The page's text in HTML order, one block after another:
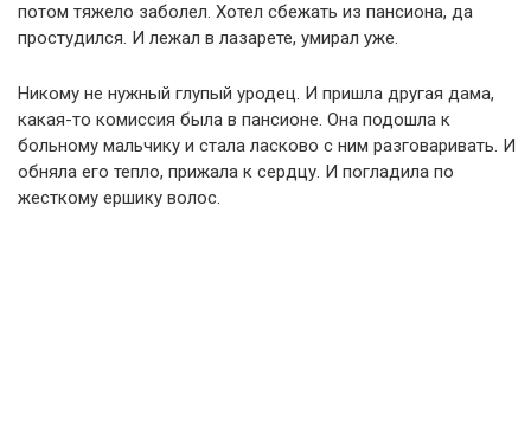
потом тяжело заболел. Хотел сбежать из пансиона, да
простудился. И лежал в лазарете, умирал уже.
Никому не нужный глупый уродец. И пришла другая дама,
какая-то комиссия была в пансионе. Она подошла к
больному мальчику и стала ласково с ним разговаривать. И
обняла его тепло, прижала к сердцу. И погладила по
жесткому ершику волос.